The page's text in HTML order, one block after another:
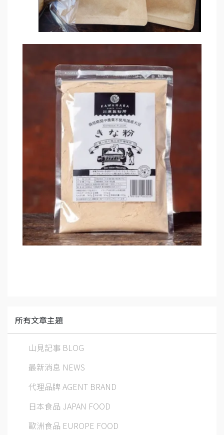
所有文章主題
山見記事 BLOG
最新消息 NEWS
代理品牌 AGENT BRAND
日本食品 JAPAN FOOD
歐洲食品 EUROPE FOOD